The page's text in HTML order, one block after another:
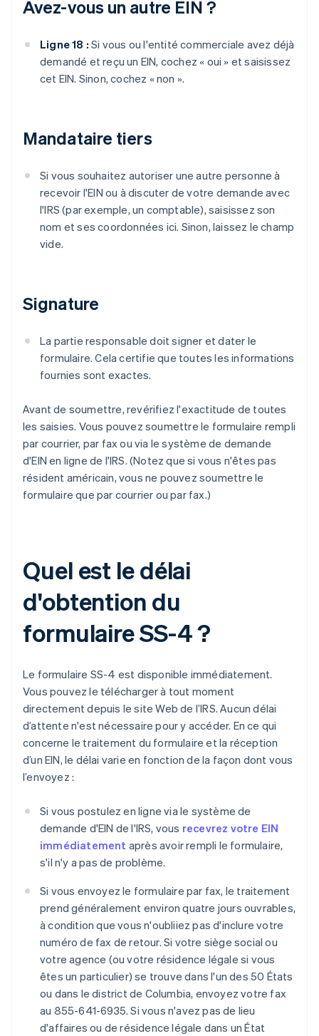
Avez-vous un autre EIN ?
Ligne 18 : Si vous ou l'entité commerciale avez déjà
demandé et reçu un EIN, cochez « oui » et saisissez
cet EIN. Sinon, cochez « non ».
Mandataire tiers
Si vous souhaitez autoriser une autre personne à
recevoir l'EIN ou à discuter de votre demande avec
l'IRS (par exemple, un comptable), saisissez son
nom et ses coordonnées ici. Sinon, laissez le champ
vide.
Signature
La partie responsable doit signer et dater le
formulaire. Cela certifie que toutes les informations
fournies sont exactes.
Avant de soumettre, revérifiez l'exactitude de toutes
les saisies. Vous pouvez soumettre le formulaire rempli
par courrier, par fax ou via le système de demande
d'EIN en ligne de l'IRS. (Notez que si vous n'êtes pas
résident américain, vous ne pouvez soumettre le
formulaire que par courrier ou par fax.)
Quel est le délai
d'obtention du
formulaire SS-4 ?
Le formulaire SS-4 est disponible immédiatement.
Vous pouvez le télécharger à tout moment
directement depuis le site Web de l’IRS. Aucun délai
d’attente n'est nécessaire pour y accéder. En ce qui
concerne le traitement du formulaire et la réception
d’un EIN, le délai varie en fonction de la façon dont vous
l’envoyez :
Si vous postulez en ligne via le système de
demande d'EIN de l'IRS, vous recevrez votre EIN
immédiatement après avoir rempli le formulaire,
s'il n'y a pas de problème.
Si vous envoyez le formulaire par fax, le traitement
prend généralement environ quatre jours ouvrables,
à condition que vous n'oubliiez pas d'inclure votre
numéro de fax de retour. Si votre siège social ou
votre agence (ou votre résidence légale si vous
êtes un particulier) se trouve dans l'un des 50 États
ou dans le district de Columbia, envoyez votre fax
au 855-641-6935. Si vous n'avez pas de lieu
d'affaires ou de résidence légale dans un État